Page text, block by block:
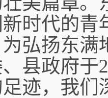
时代的青
弘扬东满
县政府于
迹，我们